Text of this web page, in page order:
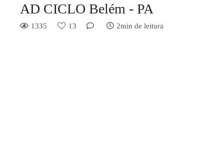
AD CICLO Belém - PA
1335 13 2min de leitura